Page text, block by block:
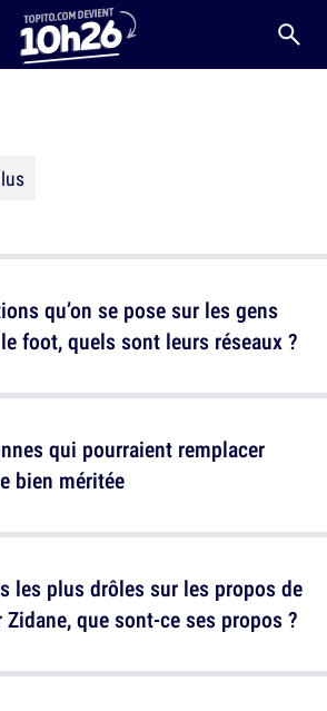
qu’on se pose sur les gens
foot, quels sont leurs réseaux ?
qui pourraient remplacer
bien méritée
les plus drôles sur les propos de
Zidane, que sont-ce ses propos ?